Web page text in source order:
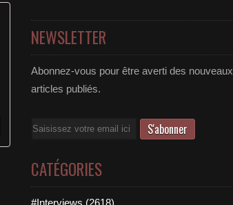
NEWSLETTER
Abonnez-vous pour être averti des nouveaux
articles publiés.
Email
CATÉGORIES
#Interviews (2618)